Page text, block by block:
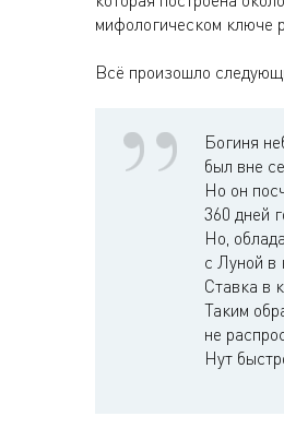
мифологическом ключе
Всё произошло
Богиня
был вне
Но он
360 дней
Но,
с Луной в
Ставка в
Таким
не
Нут